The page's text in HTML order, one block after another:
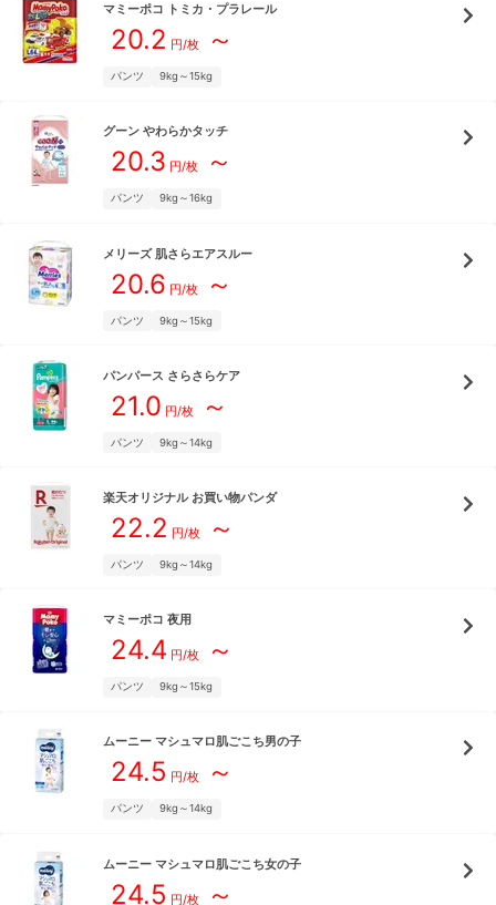
マミーポコ トミカ・プラレール
20.2 円/枚～
パンツ 9kg～15kg
グーン やわらかタッチ
20.3 円/枚～
パンツ 9kg～16kg
メリーズ 肌さらエアスルー
20.6 円/枚～
パンツ 9kg～15kg
パンパース さらさらケア
21.0 円/枚～
パンツ 9kg～14kg
楽天オリジナル お買い物パンダ
22.2 円/枚～
パンツ 9kg～14kg
マミーポコ 夜用
24.4 円/枚～
パンツ 9kg～15kg
ムーニー マシュマロ肌ごこち男の子
24.5 円/枚～
パンツ 9kg～14kg
ムーニー マシュマロ肌ごこち女の子
24.5 円/枚～